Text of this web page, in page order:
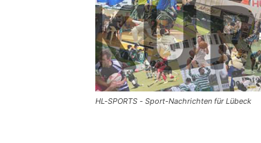
HL-SPORTS - Sport-Nachrichten für Lübeck